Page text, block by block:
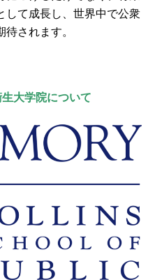
して成長し、世界中で公衆
されます。
大学院について